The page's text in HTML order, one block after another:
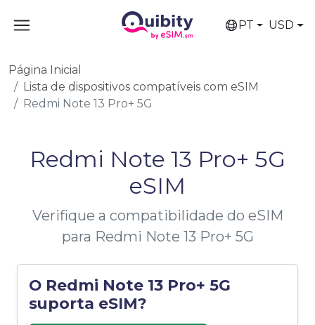
PT USD
Página Inicial
Lista de dispositivos compatíveis com eSIM
Redmi Note 13 Pro+ 5G
Redmi Note 13 Pro+ 5G
eSIM
Verifique a compatibilidade do eSIM
para Redmi Note 13 Pro+ 5G
O Redmi Note 13 Pro+ 5G
suporta eSIM?